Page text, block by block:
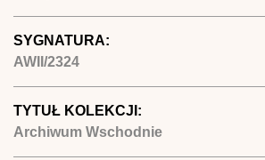
SYGNATURA:
AWII/2324
TYTUŁ KOLEKCJI:
Archiwum Wschodnie